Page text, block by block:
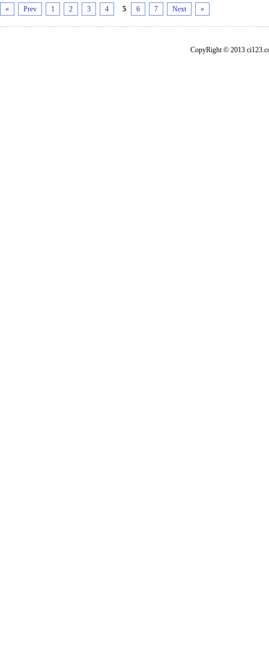
« Prev 1 2 3 4 5 6 7 Next »
CopyRight © 2013